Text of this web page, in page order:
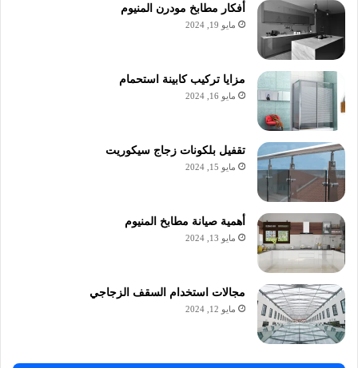
أفكار مطابخ مودرن المنيوم
مايو 19, 2024
مزايا تركيب كابينة استحمام
مايو 16, 2024
تقفيل بلكونات زجاج سيكوريت
مايو 15, 2024
أهمية صيانة مطابخ المنيوم
مايو 13, 2024
مجالات استخدام السقف الزجاجي
مايو 12, 2024